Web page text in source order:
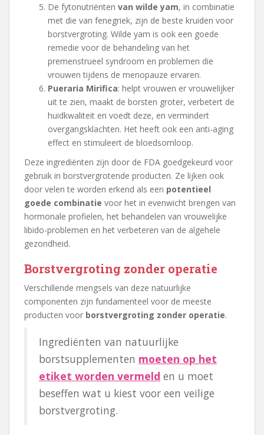
De fytonutriënten van wilde yam, in combinatie
met die van fenegriek, zijn de beste kruiden voor
borstvergroting. Wilde yam is ook een goede
remedie voor de behandeling van het
premenstrueel syndroom en problemen die
vrouwen tijdens de menopauze ervaren.
Pueraria Mirifica: helpt vrouwen er vrouwelijker
uit te zien, maakt de borsten groter, verbetert de
huidkwaliteit en voedt deze, en vermindert
overgangsklachten. Het heeft ook een anti-aging
effect en stimuleert de bloedsomloop.
Deze ingrediënten zijn door de FDA goedgekeurd voor
gebruik in borstvergrotende producten. Ze lijken ook
door velen te worden erkend als een potentieel
goede combinatie voor het in evenwicht brengen van
hormonale profielen, het behandelen van vrouwelijke
libido-problemen en het verbeteren van de algehele
gezondheid.
Borstvergroting zonder operatie
Verschillende mengsels van deze natuurlijke
componenten zijn fundamenteel voor de meeste
producten voor borstvergroting zonder operatie.
Ingrediënten van natuurlijke
borstsupplementen moeten op het
etiket worden vermeld en u moet
beseffen wat u kiest voor een veilige
borstvergroting.